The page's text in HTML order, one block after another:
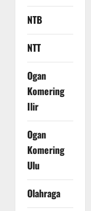
NTB
NTT
Ogan
Komering
Ilir
Ogan
Komering
Ulu
Olahraga